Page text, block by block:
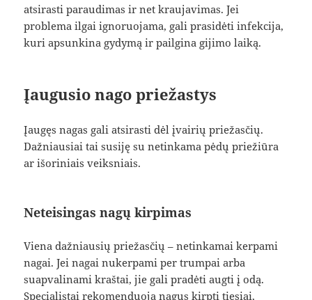
atsirasti paraudimas ir net kraujavimas. Jei
problema ilgai ignoruojama, gali prasidėti infekcija,
kuri apsunkina gydymą ir pailgina gijimo laiką.
Įaugusio nago priežastys
Įaugęs nagas gali atsirasti dėl įvairių priežasčių.
Dažniausiai tai susiję su netinkama pėdų priežiūra
ar išoriniais veiksniais.
Neteisingas nagų kirpimas
Viena dažniausių priežasčių – netinkamai kerpami
nagai. Jei nagai nukerpami per trumpai arba
suapvalinami kraštai, jie gali pradėti augti į odą.
Specialistai rekomenduoja nagus kirpti tiesiai,